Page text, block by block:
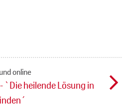
online
`Die heilende Lösung in